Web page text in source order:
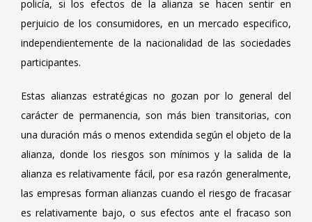
policía, si los efectos de la alianza se hacen sentir en
perjuicio de los consumidores, en un mercado especifico,
independientemente de la nacionalidad de las sociedades
participantes.
Estas alianzas estratégicas no gozan por lo general del
carácter de permanencia, son más bien transitorias, con
una duración más o menos extendida según el objeto de la
alianza, donde los riesgos son mínimos y la salida de la
alianza es relativamente fácil, por esa razón generalmente,
las empresas forman alianzas cuando el riesgo de fracasar
es relativamente bajo, o sus efectos ante el fracaso son